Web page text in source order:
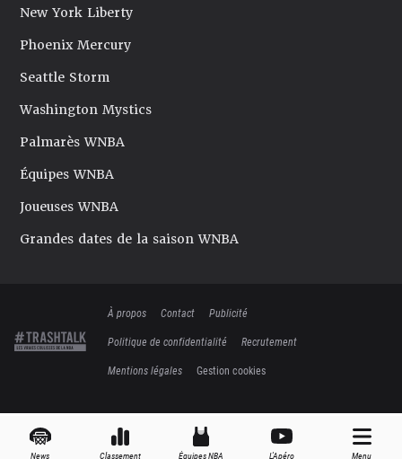
News Classement Équipes NBA L'Apéro Menu
New York Liberty
Phoenix Mercury
Seattle Storm
Washington Mystics
Palmarès WNBA
Équipes WNBA
Joueuses WNBA
Grandes dates de la saison WNBA
À propos Contact
Publicité
Politique de confidentialité
Recrutement
Mentions légales
Gestion cookies